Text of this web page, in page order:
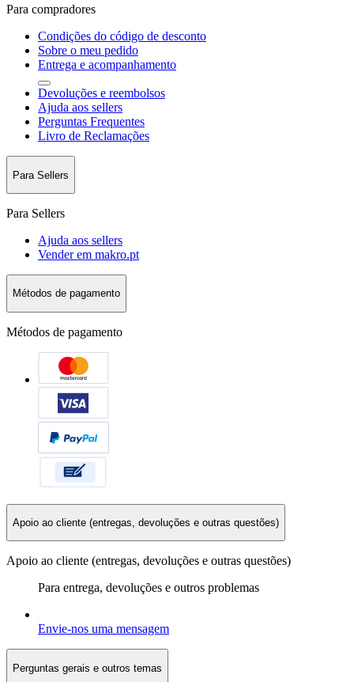
Para compradores
Condições do código de desconto
Sobre o meu pedido
Entrega e acompanhamento
Devoluções e reembolsos
Ajuda aos sellers
Perguntas Frequentes
Livro de Reclamações
Para Sellers
Para Sellers
Ajuda aos sellers
Vender em makro.pt
Métodos de pagamento
Métodos de pagamento
Apoio ao cliente (entregas, devoluções e outras questões)
Apoio ao cliente (entregas, devoluções e outras questões)
Para entrega, devoluções e outros problemas
Envie-nos uma mensagem
Perguntas gerais e outros temas